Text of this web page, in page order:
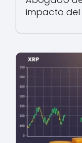
impacto del